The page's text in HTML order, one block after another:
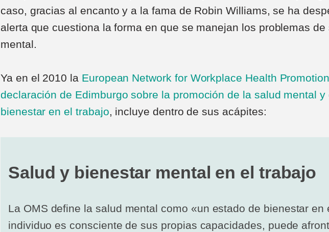
caso, gracias al encanto y a la fama de Robin Williams, se ha
alerta que cuestiona la forma en que se manejan los problemas de
mental.
Ya en el 2010 la European Network for Workplace Health Promotion
declaración de Edimburgo sobre la promoción de la salud mental y
bienestar en el trabajo, incluye dentro de sus acápites:
Salud y bienestar mental en el trabajo
La OMS define la salud mental como «un estado de bienestar en
individuo es consciente de sus propias capacidades, puede